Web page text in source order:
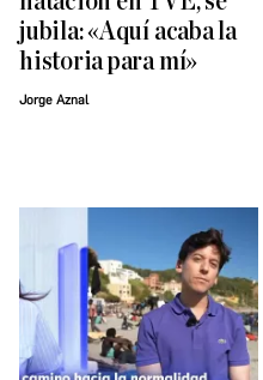
jubila: «Aquí acaba la
historia para mí»
Jorge Aznal